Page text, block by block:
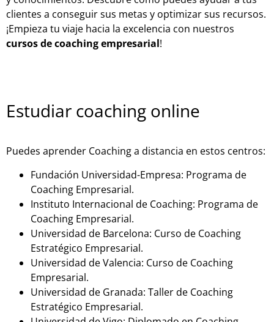
clientes a conseguir sus metas y optimizar sus recursos.
¡Empieza tu viaje hacia la excelencia con nuestros
cursos de coaching empresarial!
Estudiar coaching online
Puedes aprender Coaching a distancia en estos centros:
Fundación Universidad-Empresa: Programa de
Coaching Empresarial.
Instituto Internacional de Coaching: Programa de
Coaching Empresarial.
Universidad de Barcelona: Curso de Coaching
Estratégico Empresarial.
Universidad de Valencia: Curso de Coaching
Empresarial.
Universidad de Granada: Taller de Coaching
Estratégico Empresarial.